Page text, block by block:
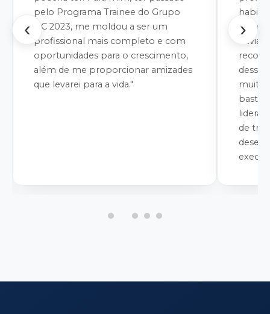
pelo Programa Trainee do Grupo
NC 2023, me moldou a ser um
profissional mais completo e com
oportunidades para o crescimento,
além de me proporcionar amizades
que levarei para a vida."
havia
dessa
muito
de
‹ ›